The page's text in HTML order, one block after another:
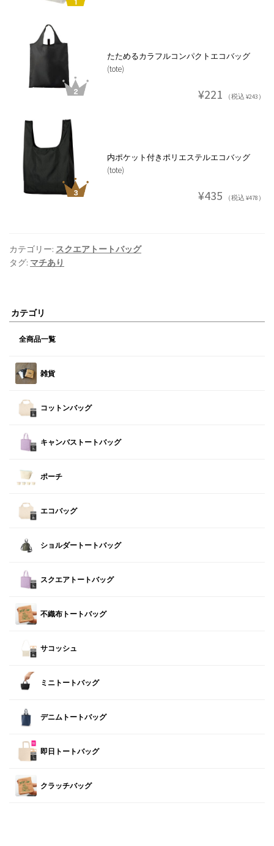
たためるカラフルコンパクトエコバッグ
(tote)
¥221 （税込 ¥243）
内ポケット付きポリエステルエコバッグ
(tote)
¥435 （税込 ¥478）
カテゴリー: スクエアトートバッグ
タグ: マチあり
カテゴリ
全商品一覧
雑貨
コットンバッグ
キャンバストートバッグ
ポーチ
エコバッグ
ショルダートートバッグ
スクエアトートバッグ
不織布トートバッグ
サコッシュ
ミニトートバッグ
デニムトートバッグ
即日トートバッグ
クラッチバッグ